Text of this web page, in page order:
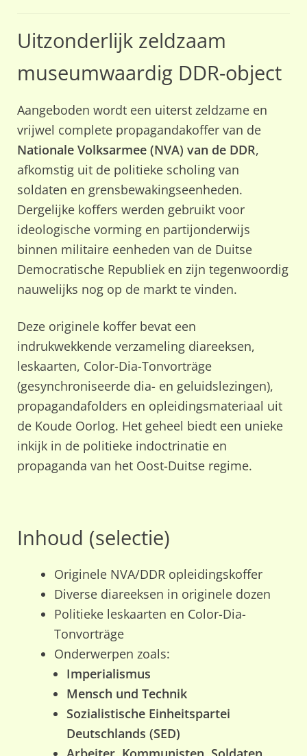
Uitzonderlijk zeldzaam
museumwaardig DDR-object
Aangeboden wordt een uiterst zeldzame en
vrijwel complete propagandakoffer van de
Nationale Volksarmee (NVA) van de DDR,
afkomstig uit de politieke scholing van
soldaten en grensbewakingseenheden.
Dergelijke koffers werden gebruikt voor
ideologische vorming en partijonderwijs
binnen militaire eenheden van de Duitse
Democratische Republiek en zijn tegenwoordig
nauwelijks nog op de markt te vinden.
Deze originele koffer bevat een
indrukwekkende verzameling diareeksen,
leskaarten, Color-Dia-Tonvorträge
(gesynchroniseerde dia- en geluidslezingen),
propagandafolders en opleidingsmateriaal uit
de Koude Oorlog. Het geheel biedt een unieke
inkijk in de politieke indoctrinatie en
propaganda van het Oost-Duitse regime.
Inhoud (selectie)
Originele NVA/DDR opleidingskoffer
Diverse diareeksen in originele dozen
Politieke leskaarten en Color-Dia-
Tonvorträge
Onderwerpen zoals:
Imperialismus
Mensch und Technik
Sozialistische Einheitspartei
Deutschlands (SED)